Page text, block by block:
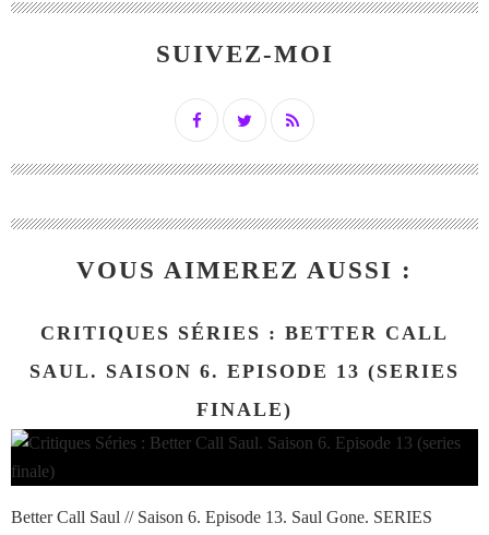
SUIVEZ-MOI
VOUS AIMEREZ AUSSI :
CRITIQUES SÉRIES : BETTER CALL
SAUL. SAISON 6. EPISODE 13 (SERIES
FINALE)
Better Call Saul // Saison 6. Episode 13. Saul Gone. SERIES